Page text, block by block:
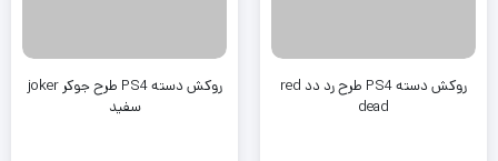
روکش دسته PS4 طرح رد دد red
dead
روکش دسته PS4 طرح جوکر joker
سفید